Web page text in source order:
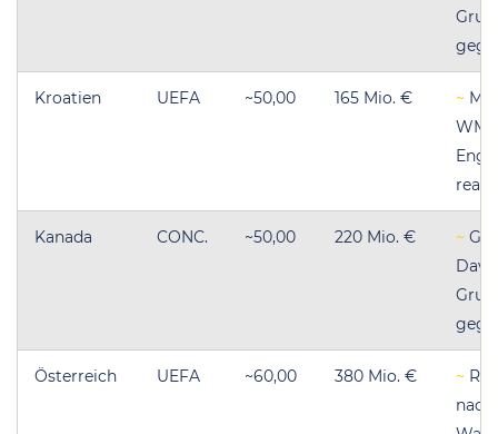
Kroatien UEFA ~50,00 165 Mio. € ~
WM
Kanada CONC. ~50,00 220 Mio. € ~
Österreich UEFA ~60,00 380 Mio. € ~
nach